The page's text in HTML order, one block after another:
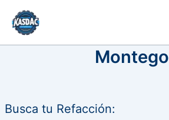
contenido
Montego
Busca tu Refacción: